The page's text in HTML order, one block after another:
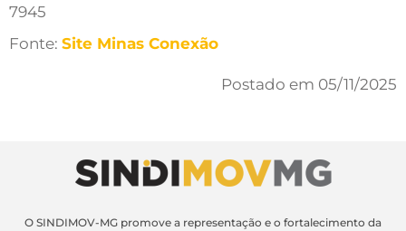
7945
Fonte: Site Minas Conexão
Postado em 05/11/2025
O SINDIMOV-MG promove a representação e o fortalecimento da